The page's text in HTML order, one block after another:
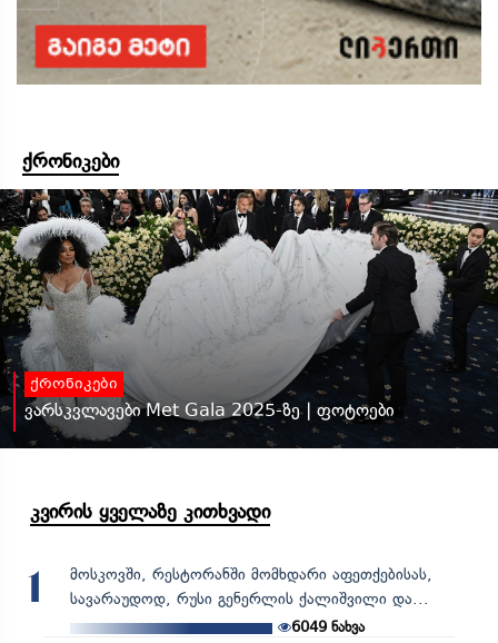
ქრონიკები
ქრონიკები
ვარსკვლავები Met Gala 2025-ზე | ფოტოები
კვირის ყველაზე კითხვადი
1
მოსკოვში, რესტორანში მომხდარი აფეთქებისას,
სავარაუდოდ, რუსი გენერლის ქალიშვილი და...
6049 ნახვა